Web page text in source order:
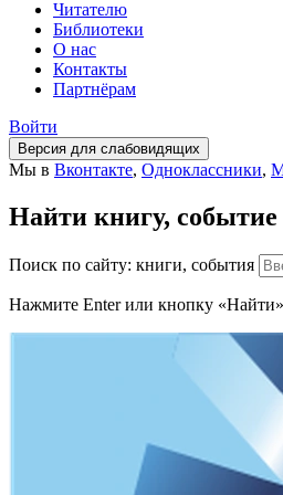
Читателю
Библиотеки
О нас
Контакты
Партнёрам
Войти
Версия для слабовидящих
Мы в Вконтакте, Одноклассники,
Найти книгу, событие
Поиск по сайту: книги, события
Нажмите Enter или кнопку